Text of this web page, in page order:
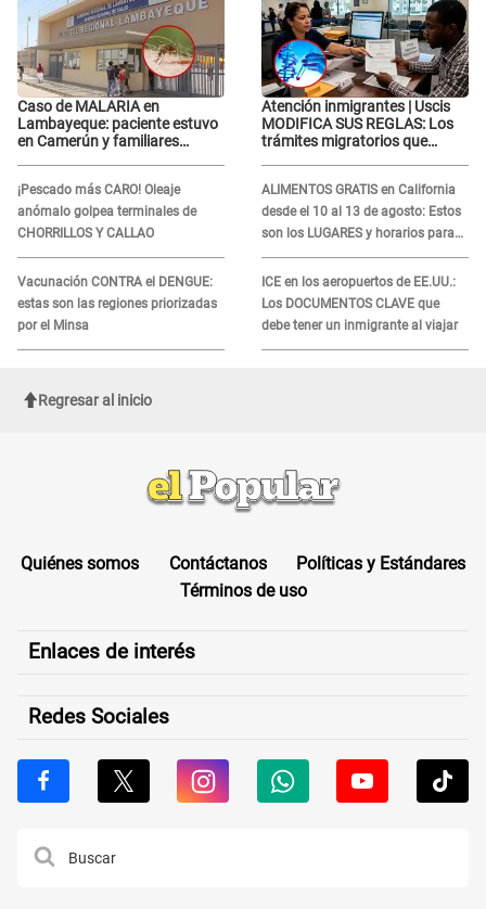
Caso de MALARIA en
Lambayeque: paciente estuvo
en Camerún y familiares
¡Pescado más CARO! Oleaje
anómalo golpea terminales de
CHORRILLOS Y CALLAO
Vacunación CONTRA el DENGUE:
estas son las regiones priorizadas
por el Minsa
Atención inmigrantes | Uscis
MODIFICA SUS REGLAS: Los
trámites migratorios que
ALIMENTOS GRATIS en California
desde el 10 al 13 de agosto: Estos
son los LUGARES y horarios para
recibir la ayuda
ICE en los aeropuertos de EE.UU.:
Los DOCUMENTOS CLAVE que
debe tener un inmigrante al viajar
Regresar al inicio
Quiénes somos Contáctanos
Políticas y Estándares
Términos de uso
Enlaces de interés
Redes Sociales